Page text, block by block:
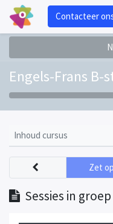
Contacteer
Engels-Frans B-
Inhoud cursus
Sessies in groep
Zet